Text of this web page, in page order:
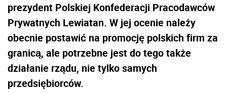
prezydent Polskiej Konfederacji Pracodawców
Prywatnych Lewiatan. W jej ocenie należy
obecnie postawić na promocję polskich firm za
granicą, ale potrzebne jest do tego także
działanie rządu, nie tylko samych
przedsiębiorców.